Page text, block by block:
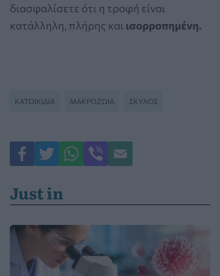
διασφαλίσετε ότι η τροφή είναι
κατάλληλη, πλήρης και ισορροπημένη.
ΚΑΤΟΙΚΊΔΙΑ ΜΑΚΡΟΖΩΙΑ ΣΚΥΛΟΣ
Just in